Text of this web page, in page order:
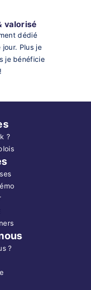
valorisé
dédié
jour. Plus je
je bénéficie
?
?